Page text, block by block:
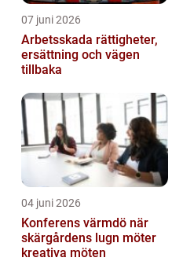
07 juni 2026
Arbetsskada rättigheter,
ersättning och vägen
tillbaka
04 juni 2026
Konferens värmdö när
skärgårdens lugn möter
kreativa möten